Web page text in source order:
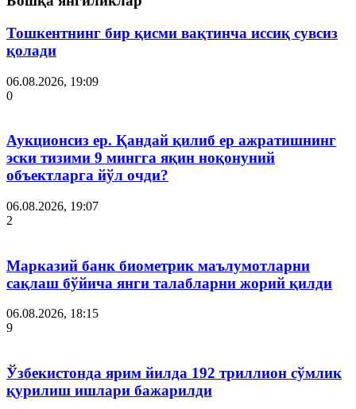
Тошкентнинг бир қисми вақтинча иссиқ сувсиз
қолади
06.08.2026, 19:09
0
Аукционсиз ер. Қандай қилиб ер ажратишнинг
эски тизими 9 мингга яқин ноқонуний
объектларга йўл очди?
06.08.2026, 19:07
2
Марказий банк биометрик маълумотларни
сақлаш бўйича янги талабларни жорий қилди
06.08.2026, 18:15
9
Ўзбекистонда ярим йилда 192 триллион сўмлик
қурилиш ишлари бажарилди